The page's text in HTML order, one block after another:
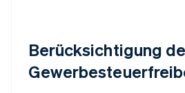
Berücksichtigung